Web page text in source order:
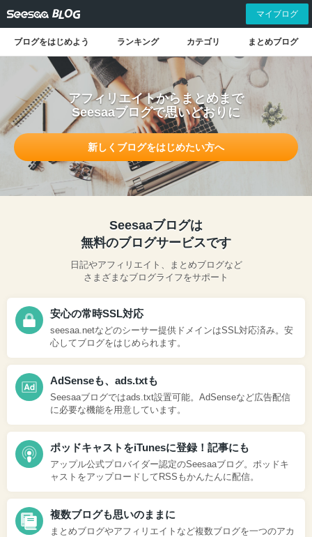
マイブログ
ブログをはじめよう ランキング カテゴリ まとめブログ
アフィリエイトからまとめまで
Seesaaブログで思いどおりに
新しくブログをはじめたい方へ
Seesaaブログは
無料のブログサービスです
日記やアフィリエイト、まとめブログなど
さまざまなブログライフをサポート
安心の常時SSL対応
seesaa.netなどのシーサー提供ドメインはSSL対応済み。安
心してブログをはじめられます。
AdSenseも、ads.txtも
Seesaaブログではads.txt設置可能。AdSenseなど広告配信
に必要な機能を用意しています。
ポッドキャストをiTunesに登録！記事にも
アップル公式プロバイダー認定のSeesaaブログ。ポッドキ
ャストをアップロードしてRSSもかんたんに配信。
複数ブログも思いのままに
まとめブログやアフィリエイトなど複数ブログを一つのアカ